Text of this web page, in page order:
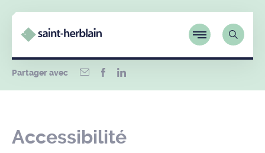
Partager avec
Accessibilité